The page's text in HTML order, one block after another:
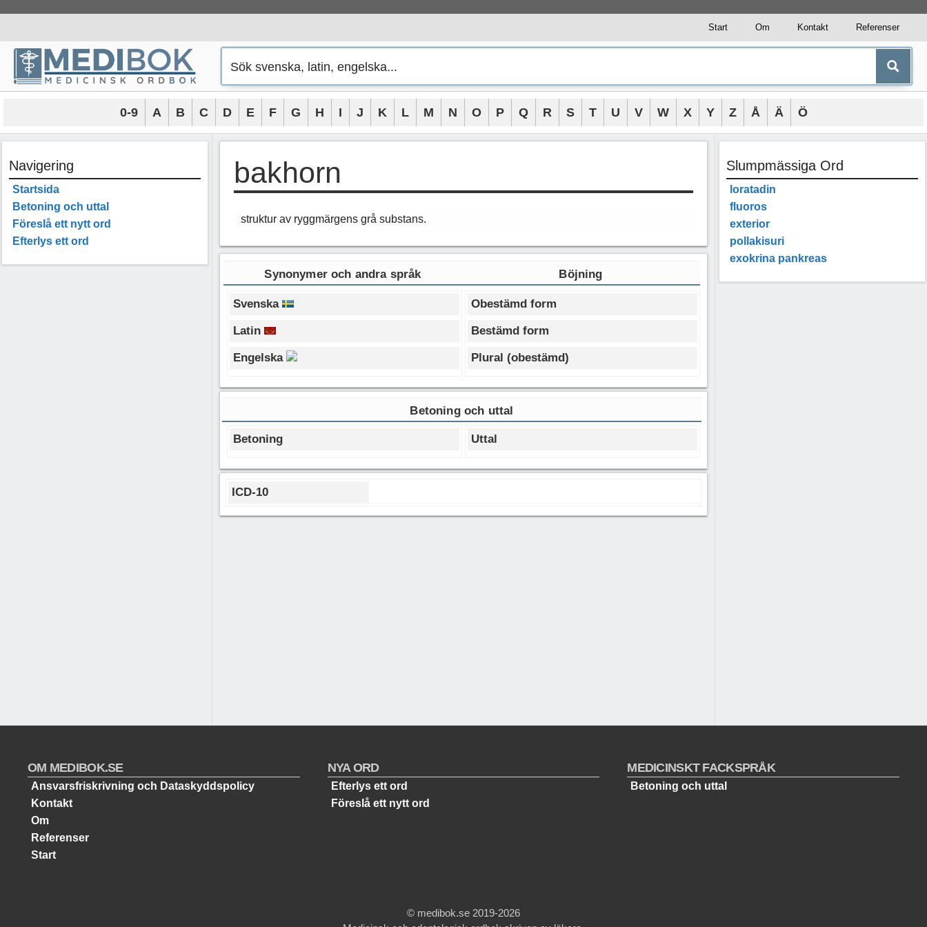
innehåll
Start Om Kontakt Referenser
0-9 A B C D E F G H I J K L M N O P Q R S T U V W X Y Z Å Ä Ö
bakhorn
struktur av ryggmärgens grå substans.
Synonymer och andra språk Böjning
Svenska
Latin
Engelska
Obestämd form
Bestämd form
Plural (obestämd)
Betoning och uttal
Betoning Uttal
ICD-10
Navigering
Startsida
Betoning och uttal
Föreslå ett nytt ord
Efterlys ett ord
Slumpmässiga Ord
loratadin
fluoros
exterior
pollakisuri
exokrina pankreas
OM MEDIBOK.SE
Ansvarsfriskrivning och Dataskyddspolicy
Kontakt
Om
Referenser
Start
NYA ORD
Efterlys ett ord
Föreslå ett nytt ord
MEDICINSKT FACKSPRÅK
Betoning och uttal
© medibok.se 2019-2026